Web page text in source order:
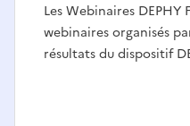
Les Webinaires DEPHY
webinaires organisés
résultats du dispositif